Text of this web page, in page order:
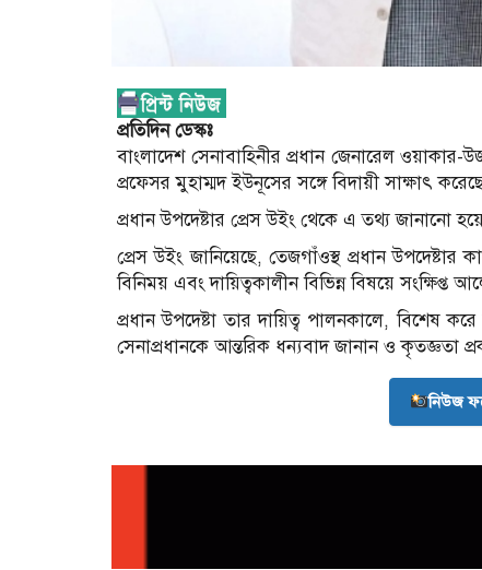
প্রতিদিন ডেস্কঃ
বাংলাদেশ সেনাবাহিনীর প্রধান জেনারেল
প্রফেসর মুহাম্মদ ইউনূসের সঙ্গে বিদায়ী সাক্ষাৎ
প্রধান উপদেষ্টার প্রেস উইং থেকে এ তথ্য জানানো
প্রেস উইং জানিয়েছে, তেজগাঁওস্থ প্রধান
বিনিময় এবং দায়িত্বকালীন বিভিন্ন বিষয়ে সংক্ষিপ্ত
প্রধান উপদেষ্টা তার দায়িত্ব পালনকালে, বিশেষ
সেনাপ্রধানকে আন্তরিক ধন্যবাদ জানান ও কৃতজ্ঞতা
নিউজ